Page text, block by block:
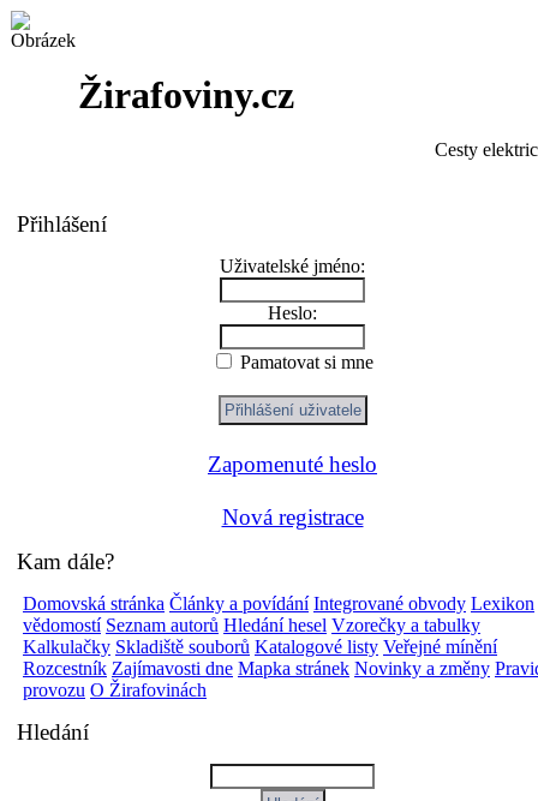
Žirafoviny.cz
Cesty
Přihlášení
Uživatelské jméno:
Heslo:
Pamatovat si mne
Zapomenuté heslo
Nová registrace
Kam dále?
Domovská stránka Články a povídání Integrované obvody Lexikon
vědomostí Seznam autorů Hledání hesel Vzorečky a tabulky
Kalkulačky Skladiště souborů Katalogové listy Veřejné mínění
Rozcestník Zajímavosti dne Mapka stránek Novinky a změny
provozu O Žirafovinách
Hledání